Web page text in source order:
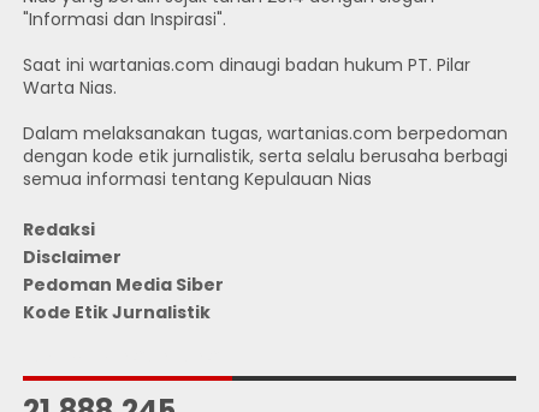
"Informasi dan Inspirasi".
Saat ini wartanias.com dinaugi badan hukum PT. Pilar
Warta Nias.
Dalam melaksanakan tugas, wartanias.com berpedoman
dengan kode etik jurnalistik, serta selalu berusaha berbagi
semua informasi tentang Kepulauan Nias
Redaksi
Disclaimer
Pedoman Media Siber
Kode Etik Jurnalistik